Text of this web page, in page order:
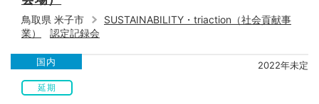
鳥取県 米子市
SUSTAINABILITY・triaction（社会貢献事
業）
認定記録会
国内
延期
2022年未定